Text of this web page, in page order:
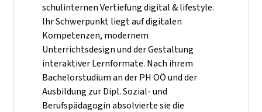
schulinternen Vertiefung digital & lifestyle.
Ihr Schwerpunkt liegt auf digitalen
Kompetenzen, modernem
Unterrichtsdesign und der Gestaltung
interaktiver Lernformate. Nach ihrem
Bachelorstudium an der PH OÖ und der
Ausbildung zur Dipl. Sozial- und
Berufspädagogin absolvierte sie die